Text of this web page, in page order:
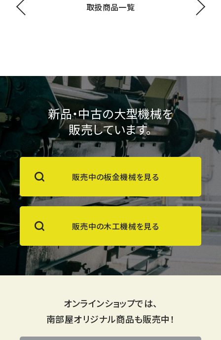
取扱商品一覧
新品・中古の大型機械を
販売しています。
販売中の板金機械を見る
販売中の木工機械を見る
オンラインショップでは、
南部屋オリジナル商品も販売中！